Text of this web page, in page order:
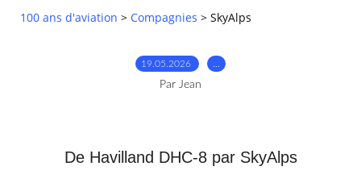
100 ans d'aviation > Compagnies > SkyAlps
19.05.2026
Par Jean
De Havilland DHC-8 par SkyAlps